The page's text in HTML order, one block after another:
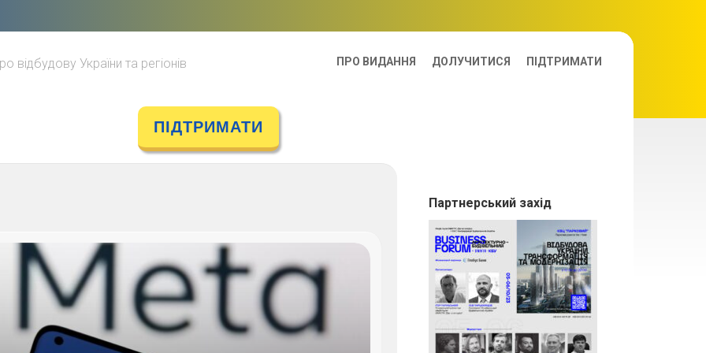
відбудову України та регіонів ПРО ВИДАННЯ ДОЛУЧИТИСЯ ПІДТРИМАТИ
ПІДТРИМАТИ
Партнерський захід